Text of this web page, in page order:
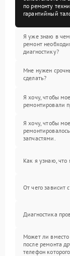
по ремонту
гарантийный
Я уже знаю в
ремонт
диагностику?
Мне нужен
сделать?
Я хочу, чтобы
ремонтировали
Я хочу, чтобы
запчастями.
Как я узнаю, что
От чего зависит
Диагностика
Может ли вместо
после ремонта
телефон